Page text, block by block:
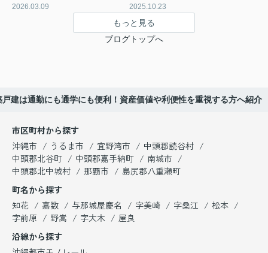
2026.03.09 2025.10.23
もっと見る
ブログトップへ
建は通勤にも通学にも便利！資産価値や利便性を重視する方へ紹介
市区町村から探す
沖縄市
うるま市 宜野湾市
中頭郡読谷村
中頭郡北谷町
中頭郡嘉手納町
南城市
中頭郡北中城村
那覇市
島尻郡八重瀬町
町名から探す
知花
嘉数 与那城屋慶名 字美崎 字桑江
松本
字前原
野嵩 字大木
屋良
沿線から探す